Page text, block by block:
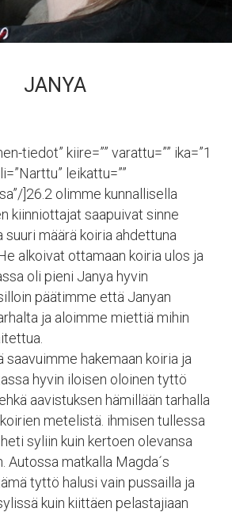
JANYA
tiedot” kiire=”” varattu=”” ika=”1
leikattu=””
]26.2 olimme kunnallisella
kiinniottajat saapuivat sinne
suuri määrä koiria ahdettuna
alkoivat ottamaan koiria ulos ja
oli pieni Janya hyvin
päätimme että Janyan
ja aloimme miettiä mihin
saavuimme hakemaan koiria ja
hyvin iloisen oloinen tyttö
aavistuksen hämillään tarhalla
metelistä. ihmisen tullessa
syliin kuin kertoen olevansa
Autossa matkalla Magda´s
tyttö halusi vain pussailla ja
kuin kiittäen pelastajiaan